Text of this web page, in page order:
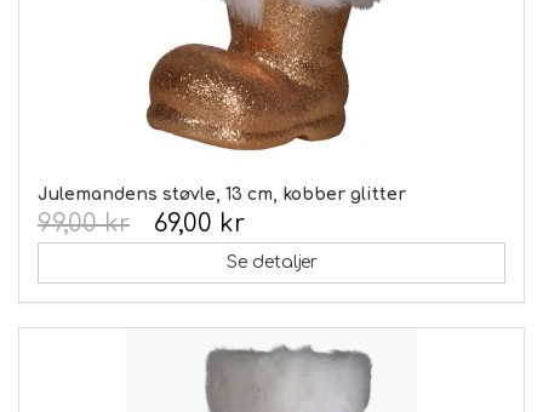
Julemandens støvle, 13 cm, kobber glitter
69,00 kr
99,00 kr
Se detaljer